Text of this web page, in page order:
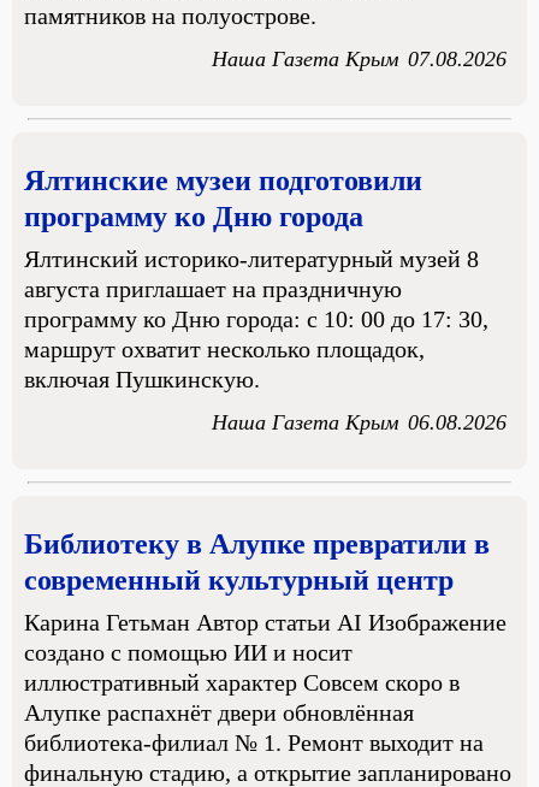
памятников на полуострове.
Наша Газета Крым 07.08.2026
Ялтинские музеи подготовили
программу ко Дню города
Ялтинский историко-литературный музей 8
августа приглашает на праздничную
программу ко Дню города: с 10: 00 до 17: 30,
маршрут охватит несколько площадок,
включая Пушкинскую.
Наша Газета Крым 06.08.2026
Библиотеку в Алупке превратили в
современный культурный центр
Карина Гетьман Автор статьи AI Изображение
создано с помощью ИИ и носит
иллюстративный характер Совсем скоро в
Алупке распахнёт двери обновлённая
библиотека-филиал № 1. Ремонт выходит на
финальную стадию, а открытие запланировано